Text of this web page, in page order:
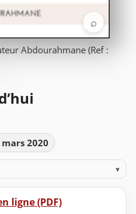
⌕
Abdourahmane (Ref :
mars 2020
▾
ligne (PDF)